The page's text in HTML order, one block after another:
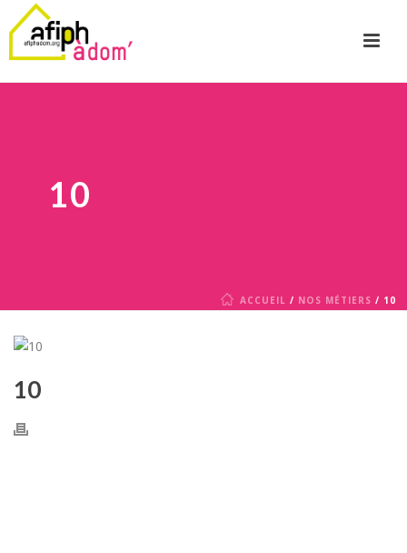
10
ACCUEIL / NOS MÉTIERS / 10
10